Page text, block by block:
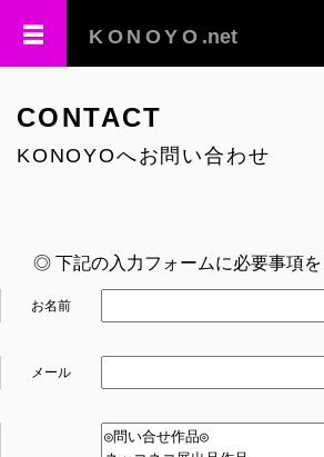
KONOYO .net
CONTACT
KONOYOへお問い合わせ
◎ 下記の入力フォームに必要事項を
お名前
メール